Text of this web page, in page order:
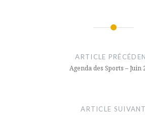
ARTICLE
Agenda des Sports – Juin
ARTICLE SUIVANT